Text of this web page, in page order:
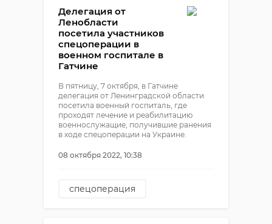
Делегация от
Ленобласти
посетила участников
спецоперации в
военном госпитале в
Гатчине
В пятницу, 7 октября, в Гатчине
делегация от Ленинградской области
посетила военный госпиталь, где
проходят лечение и реабилитацию
военнослужащие, получившие ранения
в ходе спецоперации на Украине.
08 октября 2022, 10:38
спецоперация